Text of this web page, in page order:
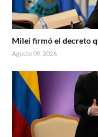
Milei firmó el decreto
Agosto 09, 2026